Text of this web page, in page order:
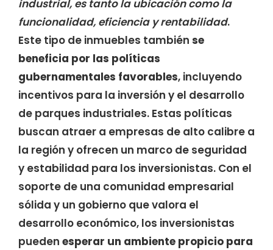
industrial, es tanto la ubicación como la
funcionalidad, eficiencia y rentabilidad.
Este tipo de inmuebles también se
beneficia por las políticas
gubernamentales favorables, incluyendo
incentivos para la inversión y el desarrollo
de parques industriales. Estas políticas
buscan atraer a empresas de alto calibre a
la región y ofrecen un marco de seguridad
y estabilidad para los inversionistas. Con el
soporte de una comunidad empresarial
sólida y un gobierno que valora el
desarrollo económico, los inversionistas
pueden esperar un ambiente propicio para